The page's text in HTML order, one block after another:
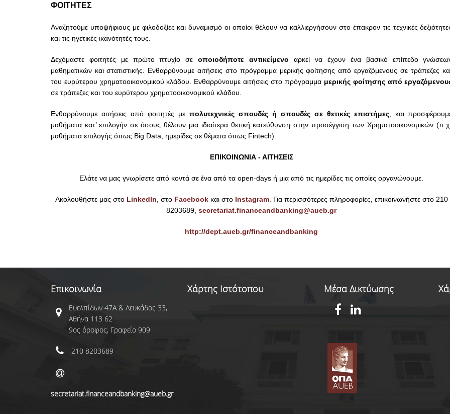
ΦΟΙΤΗΤΕΣ
Αναζητούμε υποψήφιους με φιλοδοξίες και δυναμισμό οι οποίοι θέλουν να καλλιεργήσουν στο έπακρον τις τεχνικές
και τις ηγετικές ικανότητές τους.
Δεχόμαστε φοιτητές με πρώτο πτυχίο σεοποιοδήποτε αντικείμενο αρκεί να έχουν ένα βασικό επίπεδο
μαθηματικών και στατιστικής. Ενθαρρύνουμε αιτήσεις στο πρόγραμμα μερικής φοίτησηςαπό εργαζόμενους σε τράπεζες
του ευρύτερου χρηματοοικονομικού κλάδου. Ενθαρρύνουμε αιτήσεις στο πρόγραμμα μερικής φοίτησης από
σε τράπεζες και του ευρύτερου χρηματοοικονομικού κλάδου.
Ενθαρρύνουμε αιτήσεις από φοιτητές με πολυτεχνικές σπουδές ή σπουδές σε θετικές επιστήμες, και
μαθήματα κατ’ επιλογήν σε όσους θέλουν μια ιδιαίτερα θετική κατεύθυνση στηνπροσέγγιση τωνΧρηματοοικονομικών (π.χ.
μαθήματα επιλογής όπως Big Data, ημερίδες σε θέματα όπως Fintech).
ΕΠΙΚΟΙΝΩΝΙΑ-ΑΙΤΗΣΕΙΣ
Ελάτε να μας γνωρίσετε από κοντά σε ένα από τα open-days ή μια από τις ημερίδες τις οποίες οργανώνουμε.
Ακολουθήστε μας στο LinkedIn , στο Facebookκαι στο Ιnstagram. Για περισσότερες πληροφορίες, επικοινωνήστε στo 210
8203689,secretariat.financeandbanking@aueb.gr
http://dept.aueb.gr/financeandbanking
Επικοινωνία
Ευελπίδων 47Α & Λευκάδος 33,
Αθήνα 113 62
9ος όροφος, Γραφείο 909
210 8203689
secretariat.financeandbanking@aueb.gr
Χάρτης Ιστότοπου Μέσα Δικτύωσης